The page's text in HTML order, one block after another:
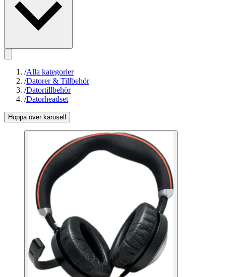
/Alla kategorier
/Datorer & Tillbehör
/Datortillbehör
/Datorheadset
Hoppa över karusell